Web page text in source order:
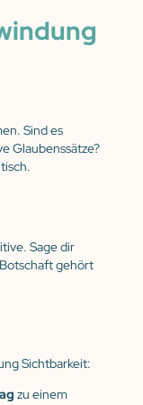
Sind es
Glaubenssätze?
Sage dir
gehört
Sichtbarkeit:
zu einem